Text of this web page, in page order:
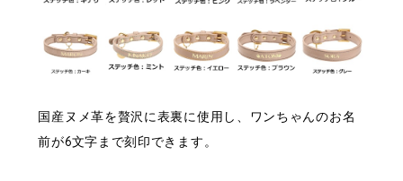
国産ヌメ革を贅沢に表裏に使用し、ワンちゃんのお名
前が6文字まで刻印できます。